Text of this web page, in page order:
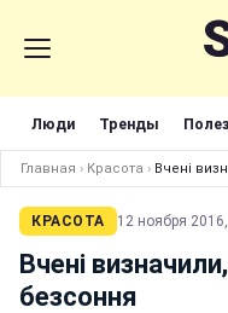
Люди Тренды
Главная › Красота › Вчені
КРАСОТА 12 ноября
Вчені
безсоння